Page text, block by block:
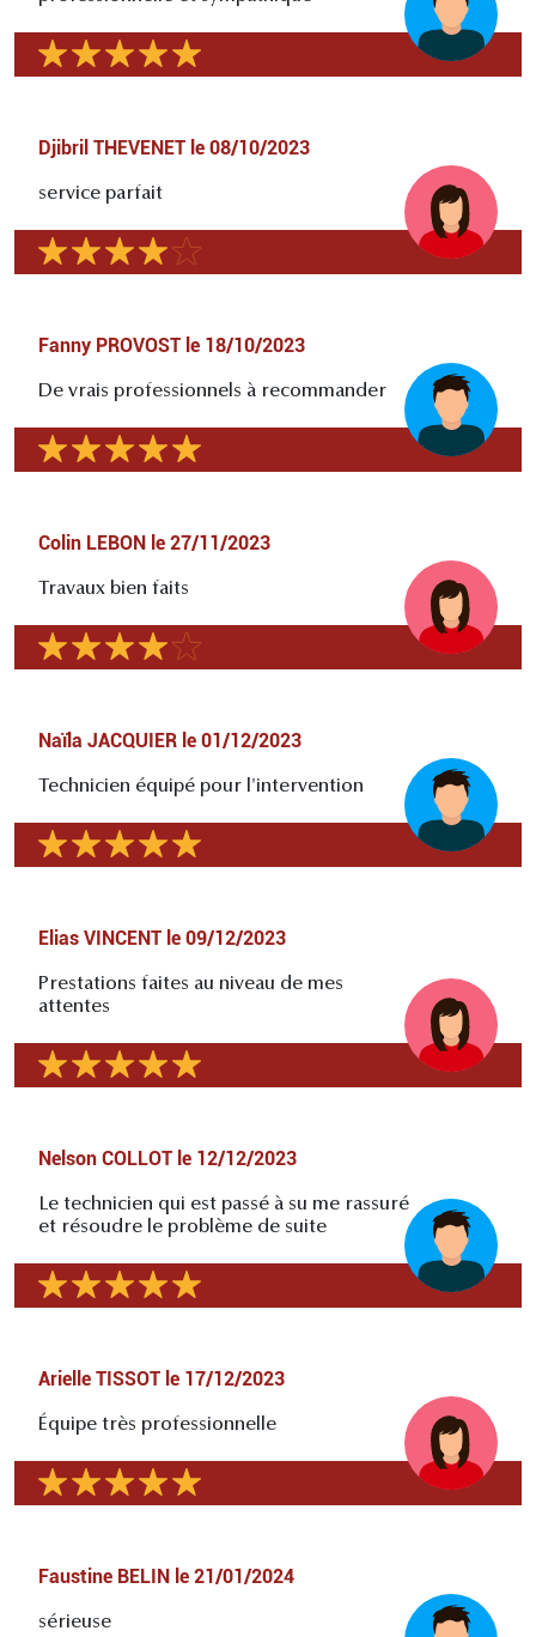
Djibril THEVENET le 08/10/2023
service parfait
Fanny PROVOST le 18/10/2023
De vrais professionnels à recommander
Colin LEBON le 27/11/2023
Travaux bien faits
Naïla JACQUIER le 01/12/2023
Technicien équipé pour l'intervention
Elias VINCENT le 09/12/2023
Prestations faites au niveau de mes
attentes
Nelson COLLOT le 12/12/2023
Le technicien qui est passé à su me rassuré
et résoudre le problème de suite
Arielle TISSOT le 17/12/2023
Équipe très professionnelle
Faustine BELIN le 21/01/2024
sérieuse